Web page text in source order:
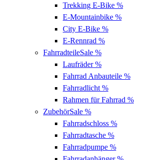
Trekking E-Bike %
E-Mountainbike %
City E-Bike %
E-Rennrad %
FahrradteileSale %
Laufräder%
Fahrrad Anbauteile %
Fahrradlicht %
Rahmen für Fahrrad %
ZubehörSale %
Fahrradschloss %
Fahrradtasche %
Fahrradpumpe %